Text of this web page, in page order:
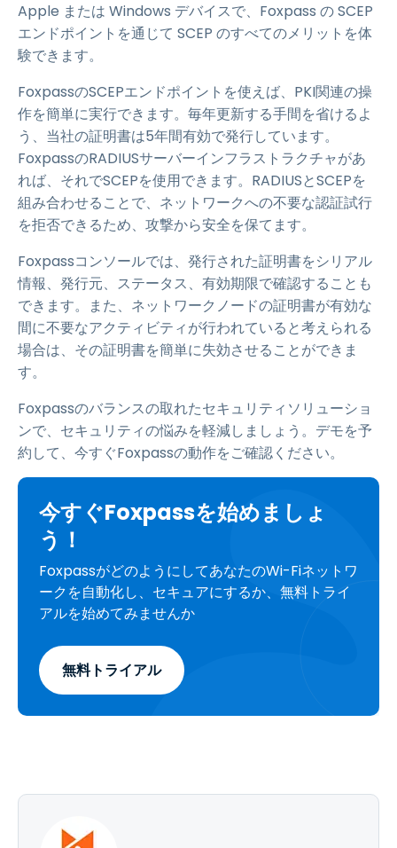
Apple または Windows デバイスで、Foxpass の SCEP
エンドポイントを通じて SCEP のすべてのメリットを体
験できます。
FoxpassのSCEPエンドポイントを使えば、PKI関連の操
作を簡単に実行できます。毎年更新する手間を省けるよ
う、当社の証明書は5年間有効で発行しています。
FoxpassのRADIUSサーバーインフラストラクチャがあ
れば、それでSCEPを使用できます。RADIUSとSCEPを
組み合わせることで、ネットワークへの不要な認証試行
を拒否できるため、攻撃から安全を保てます。
Foxpassコンソールでは、発行された証明書をシリアル
情報、発行元、ステータス、有効期限で確認することも
できます。また、ネットワークノードの証明書が有効な
間に不要なアクティビティが行われていると考えられる
場合は、その証明書を簡単に失効させることができま
す。
Foxpassのバランスの取れたセキュリティソリューショ
ンで、セキュリティの悩みを軽減しましょう。デモを予
約して、今すぐFoxpassの動作をご確認ください。
今すぐFoxpassを始めましょ
う！
FoxpassがどのようにしてあなたのWi-Fiネットワ
ークを自動化し、セキュアにするか、無料トライ
アルを始めてみませんか
無料トライアル